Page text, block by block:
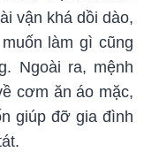
vận khá dồi dào,
làm gì cũng
Ngoài ra, mệnh
cơm ăn áo mặc,
giúp đỡ gia đình